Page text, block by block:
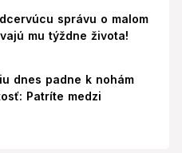
správu o malom
mu týždne života!
dnes padne k nohám
Patríte medzi